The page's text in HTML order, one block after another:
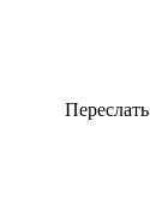
Переслать